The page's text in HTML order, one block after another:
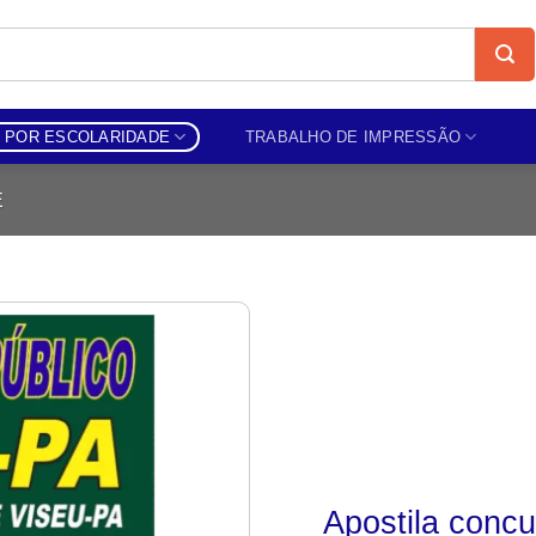
ESCOLARIDADE TRABALHO DE IMPRESSÃO
Apostila